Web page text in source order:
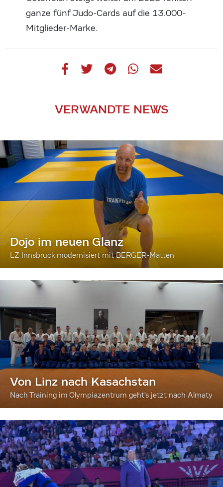
ganze fünf Judo-Cards auf die 13.000-
Mitglieder-Marke.
VERWANDTE NEWS
Dojo im neuen Glanz
LZ Innsbruck modernisiert mit BERGER-Matten
Von Linz nach Kasachstan
Nach Training im Olympiazentrum geht's jetzt nach Almaty